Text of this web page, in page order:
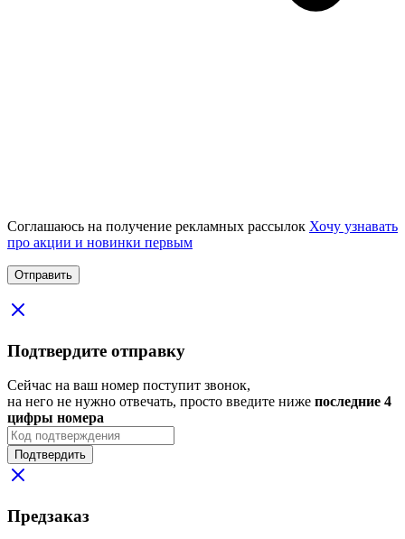
Соглашаюсь на получение рекламных рассылок Хочу узнавать
про акции и новинки первым
Подтвердите отправку
Сейчас на ваш номер поступит звонок,
на него не нужно отвечать, просто введите ниже последние 4
цифры номера
Подтвердить
Предзаказ